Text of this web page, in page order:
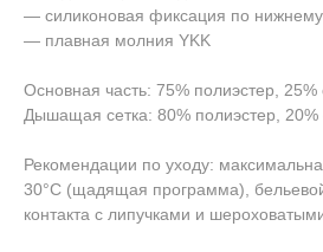
— силиконовая фиксация по
— плавная молния YKK
Основная часть: 75% полиэстер, 25%
Дышащая сетка: 80% полиэстер, 20%
Рекомендации по уходу:
30°C (щадящая программа),
контакта с липучками и